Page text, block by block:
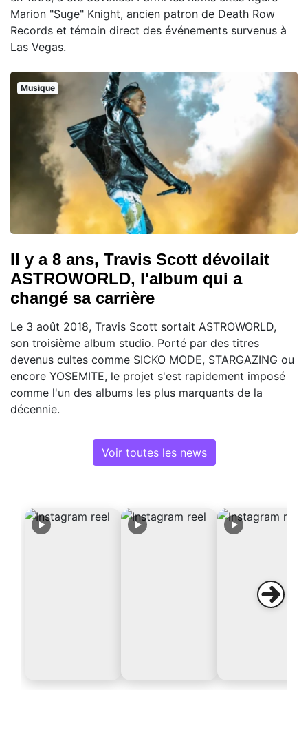
Marion "Suge" Knight, ancien patron de Death Row
Records et témoin direct des événements survenus à
Las Vegas.
Musique
Il y a 8 ans, Travis Scott dévoilait
ASTROWORLD, l'album qui a
changé sa carrière
Le 3 août 2018, Travis Scott sortait ASTROWORLD,
son troisième album studio. Porté par des titres
devenus cultes comme SICKO MODE, STARGAZING ou
encore YOSEMITE, le projet s'est rapidement imposé
comme l'un des albums les plus marquants de la
décennie.
Voir toutes les news